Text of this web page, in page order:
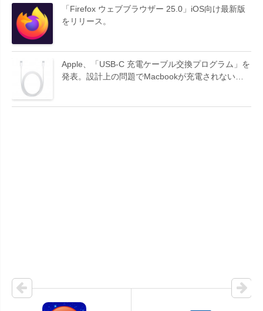
「Firefox ウェブブラウザー 25.0」iOS向け最新版
をリリース。
Apple、「USB-C 充電ケーブル交換プログラム」を
発表。設計上の問題でMacbookが充電されない…